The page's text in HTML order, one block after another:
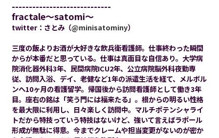
-----------------------------
fractale～satomi～
twitter：さとみ（@minisatominy）
三度の飯よりお酒が大好きな飲兵衛看護師。仕事終わった瞬間
からが本番だと思っている。仕事は真面目な自信あり。大学病
院消化器外科3年、民間病院ICU2年、公立病院脳外科夜勤専
従、訪問入浴、デイ、老健など1年の派遣生活を経て、メルボル
ンへ10ヶ月の看護留学。帰国後から訪問看護師として働き3年
目。座右の銘は「笑う門には福来たる」。根からの明るい性格
を最大限に利用し、日々楽しく訪問中。マルチポテンシャライ
トだから特技っていう特技はないけど、強いて言えばラポール
形成が無駄に得意。今までクレームや担当変更がないのが密か